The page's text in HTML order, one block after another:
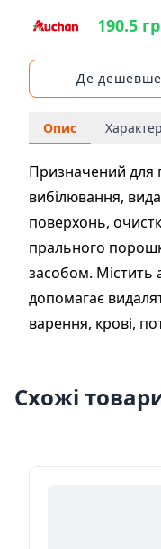
190.5
Де
Опис
Призначений для
вибілювання,
поверхонь,
прального
засобом. Містить
допомагає
варення, крові,
Схожі